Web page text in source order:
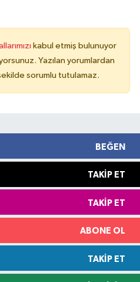
kabul etmiş bulunuyor
Yazılan yorumlardan
sorumlu tutulamaz.
BEĞEN
TAKIP ET
TAKIP ET
ABONE OL
TAKIP ET